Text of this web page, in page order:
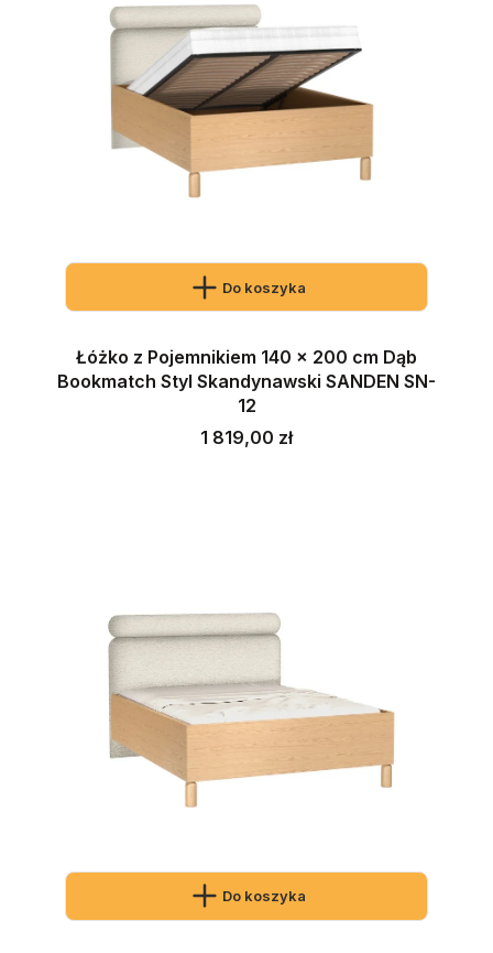
Do koszyka
Łóżko z Pojemnikiem 140 x 200 cm Dąb
Bookmatch Styl Skandynawski SANDEN SN-
12
Cena
1 819,00 zł
Do koszyka